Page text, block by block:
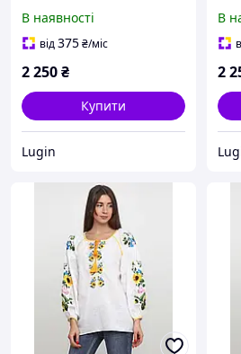
В наявності
від375₴/міс
2 250₴
Купити
Lugin
В
2